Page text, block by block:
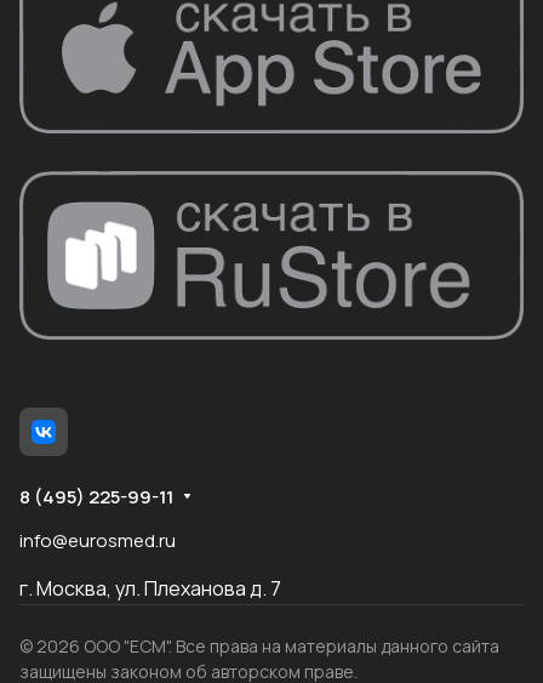
8 (495) 225-99-11
info@eurosmed.ru
г. Москва, ул. Плеханова д. 7
© 2026 ООО "ЕСМ". Все права на материалы данного сайта
защищены законом об авторском праве.